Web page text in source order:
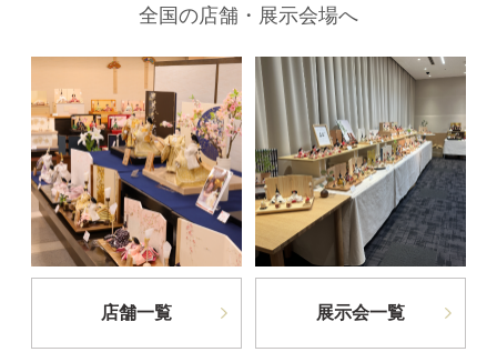
全国の店舗・展示会場へ
店舗一覧 展示会一覧